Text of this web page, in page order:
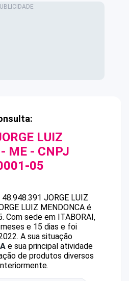
LUIZ
ME - CNPJ
05
48.948.391 JORGE LUIZ
LUIZ MENDONCA é
. Com sede em ITABORAI,
e 15 dias e foi
A sua situação
e sua principal atividade
de produtos diversos